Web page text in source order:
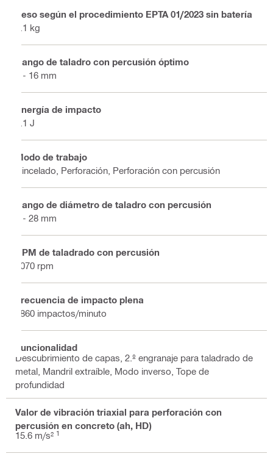
Peso según el procedimiento EPTA 01/2023 sin batería
3.1 kg
Rango de taladro con percusión óptimo
4 - 16 mm
Energía de impacto
2.1 J
Modo de trabajo
Cincelado, Perforación, Perforación con percusión
Rango de diámetro de taladro con percusión
5 - 28 mm
RPM de taladrado con percusión
1070 rpm
Frecuencia de impacto plena
4860 impactos/minuto
Funcionalidad
Descubrimiento de capas, 2.º engranaje para taladrado de
metal, Mandril extraíble, Modo inverso, Tope de
profundidad
Valor de vibración triaxial para perforación con
percusión en concreto (ah, HD)
15.6 m/s² 1